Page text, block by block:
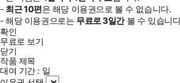
- 최근10편은 해당 이용권으로 볼 수 없습니다.
- 해당 이용권으로는 무료로3일간볼 수 있습니
확인
무료로 보기
닫기
작품 제목
대여 기간 : 일